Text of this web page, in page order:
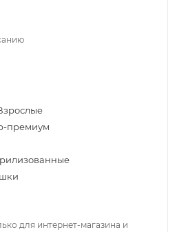
премиум
для интернет-магазина и